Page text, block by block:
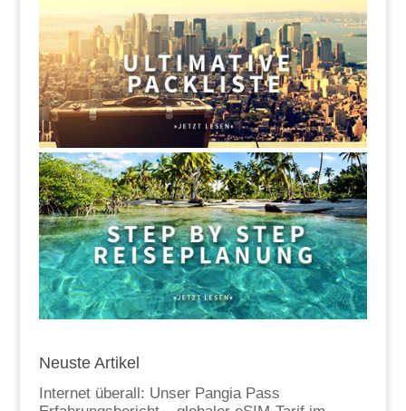
Neuste Artikel
Internet überall: Unser Pangia Pass